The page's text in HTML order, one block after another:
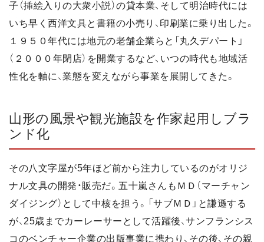
子（挿絵入りの大衆小説）の貸本業、そして明治時代には
いち早く西洋文具と書籍の小売り、印刷業に乗り出した。
１９５０年代には地元の老舗企業らと「丸久デパート」
（２０００年閉店）を開業するなど、いつの時代も地域活
性化を軸に、業態を変えながら事業を展開してきた。
山形の風景や観光施設を作家起用しブラ
ンド化
その八文字屋が5年ほど前から注力しているのがオリジ
ナル文具の開発・販売だ。五十嵐さんもＭＤ（マーチャン
ダイジング）として中核を担う。「サブＭＤ」と謙遜する
が、25歳までカーレーサーとして活躍後、サンフランシス
コのベンチャー企業の出版事業に携わり、その後、その親